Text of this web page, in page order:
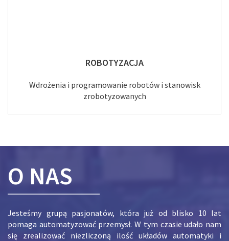
ROBOTYZACJA
Wdrożenia i programowanie robotów i stanowisk
zrobotyzowanych
O NAS
Jesteśmy grupą pasjonatów, która już od blisko 10 lat
pomaga automatyzować przemysł. W tym czasie udało nam
się zrealizować niezliczoną ilość układów automatyki i